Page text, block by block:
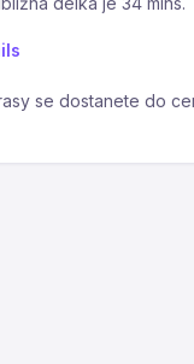
se dostanete do